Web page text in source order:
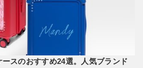
ースのおすすめ24選。人気ブランド